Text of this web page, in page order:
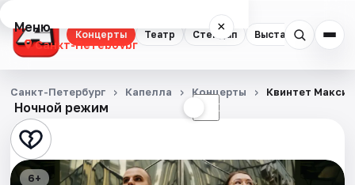
Концерты Театр Стендап Выставки
Меню ×
Санкт-Петербург
Концерты
Театр
Стендап
Ночной режим ☾
Санкт-Петербург Капелла Концерты Квинтет
6+